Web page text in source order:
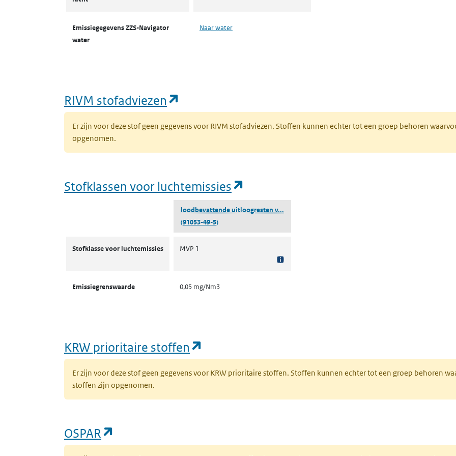
Emissiegegevens ZZS-Navigator
water
Naar water
RIVM stofadviezen
Er zijn voor deze stof geen gegevens voor RIVM stofadviezen. Stoffen kunnen echter tot een groep behoren
opgenomen.
Stofklassen voor luchtemissies
loodbevattende uitloogresten v...
(91053-49-5)
Stofklasse voor luchtemissies MVP 1
Emissiegrenswaarde 0,05 mg/Nm3
KRW prioritaire stoffen
Er zijn voor deze stof geen gegevens voor KRW prioritaire stoffen. Stoffen kunnen echter tot een groep behoren
stoffen zijn opgenomen.
OSPAR